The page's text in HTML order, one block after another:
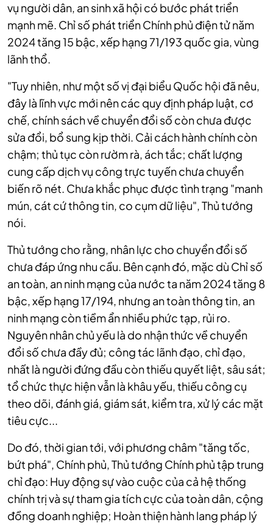
vụ người dân, an sinh xã hội có bước phát triển
mạnh mẽ. Chỉ số phát triển Chính phủ điện tử năm
2024 tăng 15 bậc, xếp hạng 71/193 quốc gia, vùng
lãnh thổ.
"Tuy nhiên, như một số vị đại biểu Quốc hội đã nêu,
đây là lĩnh vực mới nên các quy định pháp luật, cơ
chế, chính sách về chuyển đổi số còn chưa được
sửa đổi, bổ sung kịp thời. Cải cách hành chính còn
chậm; thủ tục còn rườm rà, ách tắc; chất lượng
cung cấp dịch vụ công trực tuyến chưa chuyển
biến rõ nét. Chưa khắc phục được tình trạng "manh
mún, cát cứ thông tin, co cụm dữ liệu", Thủ tướng
nói.
Thủ tướng cho rằng, nhân lực cho chuyển đổi số
chưa đáp ứng nhu cầu. Bên cạnh đó, mặc dù Chỉ số
an toàn, an ninh mạng của nước ta năm 2024 tăng 8
bậc, xếp hạng 17/194, nhưng an toàn thông tin, an
ninh mạng còn tiềm ẩn nhiều phức tạp, rủi ro.
Nguyên nhân chủ yếu là do nhận thức về chuyển
đổi số chưa đầy đủ; công tác lãnh đạo, chỉ đạo,
nhất là người đứng đầu còn thiếu quyết liệt, sâu sát;
tổ chức thực hiện vẫn là khâu yếu, thiếu công cụ
theo dõi, đánh giá, giám sát, kiểm tra, xử lý các mặt
tiêu cực...
Do đó, thời gian tới, với phương châm "tăng tốc,
bứt phá", Chính phủ, Thủ tướng Chính phủ tập trung
chỉ đạo: Huy động sự vào cuộc của cả hệ thống
chính trị và sự tham gia tích cực của toàn dân, cộng
đồng doanh nghiệp; Hoàn thiện hành lang pháp lý